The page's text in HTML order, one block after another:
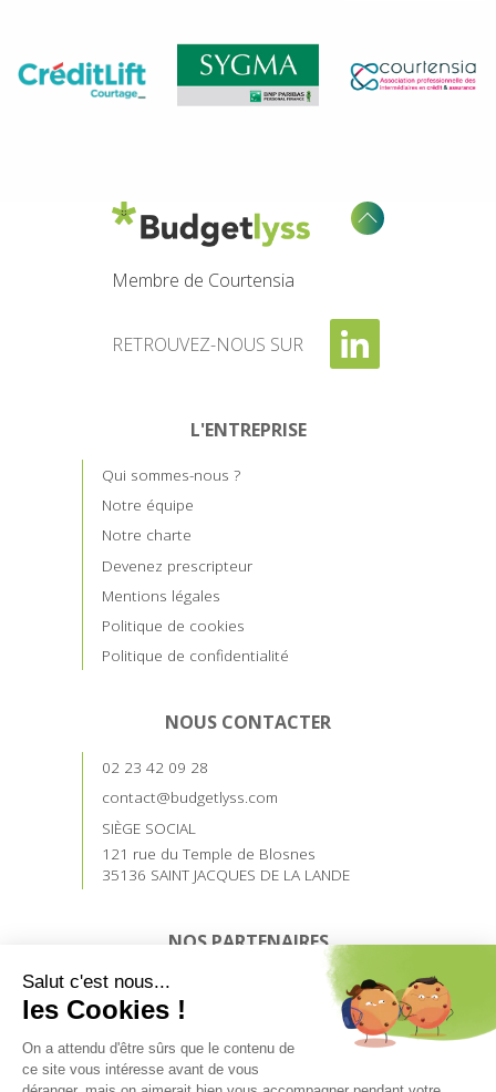
Membre de Courtensia
RETROUVEZ-NOUS SUR
L'ENTREPRISE
Qui sommes-nous ?
Notre équipe
Notre charte
Devenez prescripteur
Mentions légales
Politique de cookies
Politique de confidentialité
NOUS CONTACTER
02 23 42 09 28
contact@budgetlyss.com
SIÈGE SOCIAL
121 rue du Temple de Blosnes
35136 SAINT JACQUES DE LA LANDE
NOS PARTENAIRES
Devenez prescripteur
Accès prescripteurs